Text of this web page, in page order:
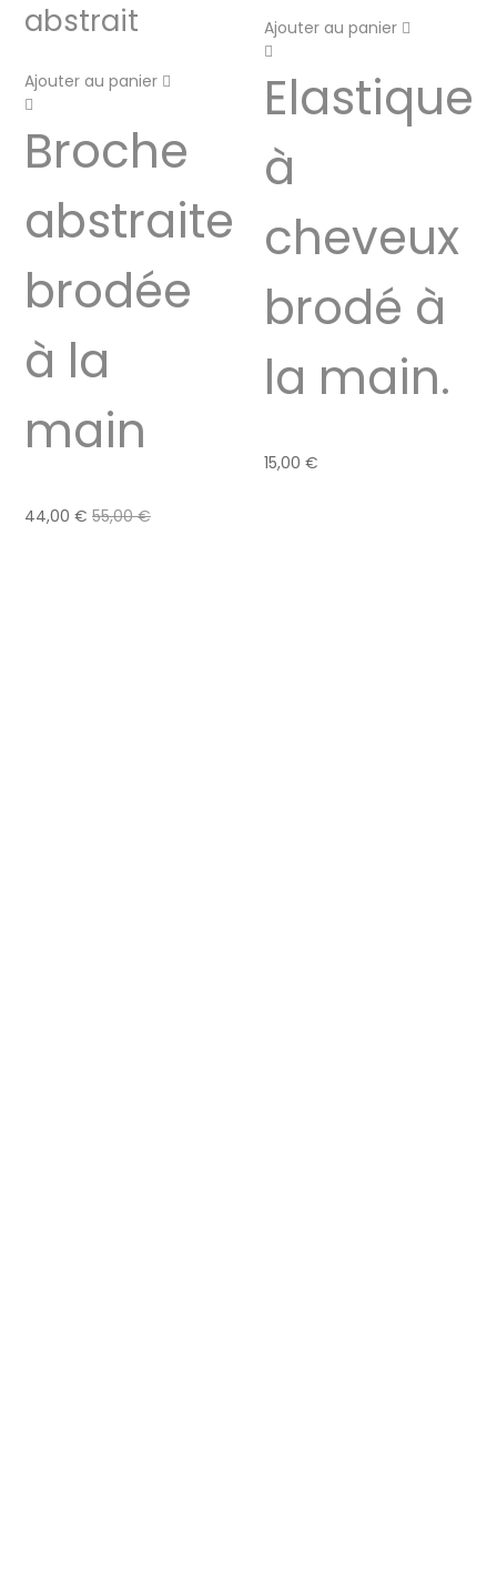
abstrait
Ajouter au panier
Broche
abstraite
brodée
à la
main
44,00 € 55,00€
Ajouter au panier
Elastique
à
cheveux
brodé à
la main.
15,00 €